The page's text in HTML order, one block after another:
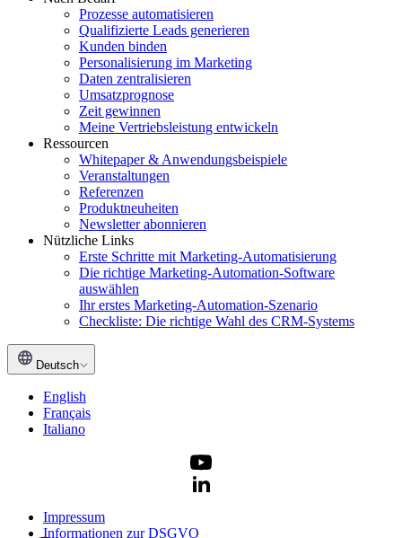
Prozesse automatisieren
Qualifizierte Leads generieren
Kunden binden
Personalisierung im Marketing
Daten zentralisieren
Umsatzprognose
Zeit gewinnen
Meine Vertriebsleistung entwickeln
Ressourcen
Whitepaper & Anwendungsbeispiele
Veranstaltungen
Referenzen
Produktneuheiten
Newsletter abonnieren
Nützliche Links
Erste Schritte mit Marketing-Automatisierung
Die richtige Marketing-Automation-Software
auswählen
Ihr erstes Marketing-Automation-Szenario
Checkliste: Die richtige Wahl des CRM-Systems
Deutsch
English
Français
Italiano
Impressum
Informationen zur DSGVO